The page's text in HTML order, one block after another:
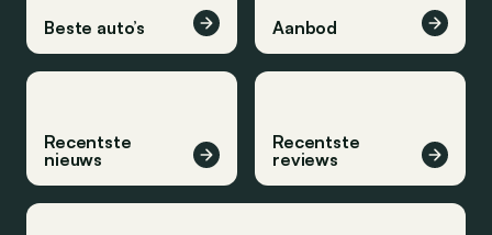
Beste auto’s Aanbod
Recentste
nieuws
Recentste
reviews